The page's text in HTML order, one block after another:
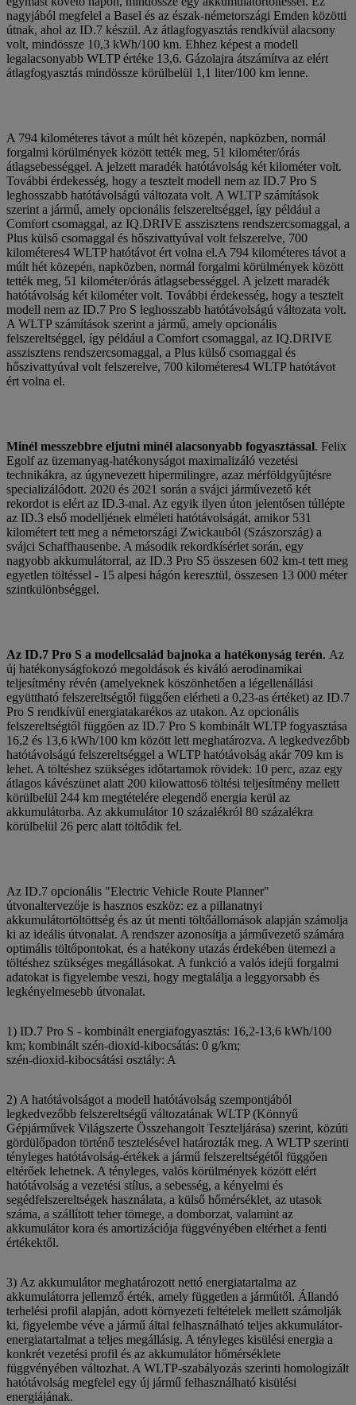
nagyjából megfelel a Basel és az észak-németországi Emden közötti
útnak, ahol az ID.7 készül. Az átlagfogyasztás rendkívül alacsony
volt, mindössze 10,3 kWh/100 km. Ehhez képest a modell
legalacsonyabb WLTP értéke 13,6. Gázolajra átszámítva az elért
átlagfogyasztás mindössze körülbelül 1,1 liter/100 km lenne.
A 794 kilométeres távot a múlt hét közepén, napközben, normál
forgalmi körülmények között tették meg, 51 kilométer/órás
átlagsebességgel. A jelzett maradék hatótávolság két kilométer volt.
További érdekesség, hogy a tesztelt modell nem az ID.7 Pro S
leghosszabb hatótávolságú változata volt. A WLTP számítások
szerint a jármű, amely opcionális felszereltséggel, így például a
Comfort csomaggal, az IQ.DRIVE asszisztens rendszercsomaggal, a
Plus külső csomaggal és hőszivattyúval volt felszerelve, 700
kilométeres4 WLTP hatótávot ért volna el.A 794 kilométeres távot a
múlt hét közepén, napközben, normál forgalmi körülmények között
tették meg, 51 kilométer/órás átlagsebességgel. A jelzett maradék
hatótávolság két kilométer volt. További érdekesség, hogy a tesztelt
modell nem az ID.7 Pro S leghosszabb hatótávolságú változata volt.
A WLTP számítások szerint a jármű, amely opcionális
felszereltséggel, így például a Comfort csomaggal, az IQ.DRIVE
asszisztens rendszercsomaggal, a Plus külső csomaggal és
hőszivattyúval volt felszerelve, 700 kilométeres4 WLTP hatótávot
ért volna el.
Minél messzebbre eljutni minél alacsonyabb fogyasztással. Felix
Egolf az üzemanyag-hatékonyságot maximalizáló vezetési
technikákra, az úgynevezett hipermilingre, azaz mérföldgyűjtésre
specializálódott. 2020 és 2021 során a svájci járművezető két
rekordot is elért az ID.3-mal. Az egyik ilyen úton jelentősen túllépte
az ID.3 első modelljének elméleti hatótávolságát, amikor 531
kilométert tett meg a németországi Zwickauból (Szászország) a
svájci Schaffhausenbe. A második rekordkísérlet során, egy
nagyobb akkumulátorral, az ID.3 Pro S5 összesen 602 km-t tett meg
egyetlen töltéssel - 15 alpesi hágón keresztül, összesen 13 000 méter
szintkülönbséggel.
Az ID.7 Pro S a modellcsalád bajnoka a hatékonyság terén. Az
új hatékonyságfokozó megoldások és kiváló aerodinamikai
teljesítmény révén (amelyeknek köszönhetően a légellenállási
együttható felszereltségtől függően elérheti a 0,23-as értéket) az ID.7
Pro S rendkívül energiatakarékos az utakon. Az opcionális
felszereltségtől függően az ID.7 Pro S kombinált WLTP fogyasztása
16,2 és 13,6 kWh/100 km között lett meghatározva. A legkedvezőbb
hatótávolságú felszereltséggel a WLTP hatótávolság akár 709 km is
lehet. A töltéshez szükséges időtartamok rövidek: 10 perc, azaz egy
átlagos kávészünet alatt 200 kilowattos6 töltési teljesítmény mellett
körülbelül 244 km megtételére elegendő energia kerül az
akkumulátorba. Az akkumulátor 10 százalékról 80 százalékra
körülbelül 26 perc alatt töltődik fel.
Az ID.7 opcionális "Electric Vehicle Route Planner"
útvonaltervezője is hasznos eszköz: ez a pillanatnyi
akkumulátortöltöttség és az út menti töltőállomások alapján számolja
ki az ideális útvonalat. A rendszer azonosítja a járművezető számára
optimális töltőpontokat, és a hatékony utazás érdekében ütemezi a
töltéshez szükséges megállásokat. A funkció a valós idejű forgalmi
adatokat is figyelembe veszi, hogy megtalálja a leggyorsabb és
legkényelmesebb útvonalat.
1) ID.7 Pro S - kombinált energiafogyasztás: 16,2-13,6 kWh/100
km; kombinált szén‑dioxid‑kibocsátás: 0 g/km;
szén‑dioxid‑kibocsátási osztály: A
2) A hatótávolságot a modell hatótávolság szempontjából
legkedvezőbb felszereltségű változatának WLTP (Könnyű
Gépjárművek Világszerte Összehangolt Teszteljárása) szerint, közúti
gördülőpadon történő tesztelésével határozták meg. A WLTP szerinti
tényleges hatótávolság‑értékek a jármű felszereltségétől függően
eltérőek lehetnek. A tényleges, valós körülmények között elért
hatótávolság a vezetési stílus, a sebesség, a kényelmi és
segédfelszereltségek használata, a külső hőmérséklet, az utasok
száma, a szállított teher tömege, a domborzat, valamint az
akkumulátor kora és amortizációja függvényében eltérhet a fenti
értékektől.
3) Az akkumulátor meghatározott nettó energiatartalma az
akkumulátorra jellemző érték, amely független a járműtől. Állandó
terhelési profil alapján, adott környezeti feltételek mellett számolják
ki, figyelembe véve a jármű által felhasználható teljes akkumulátor-
energiatartalmat a teljes megállásig. A tényleges kisülési energia a
konkrét vezetési profil és az akkumulátor hőmérséklete
függvényében változhat. A WLTP-szabályozás szerinti homologizált
hatótávolság megfelel egy új jármű felhasználható kisülési
energiájának.